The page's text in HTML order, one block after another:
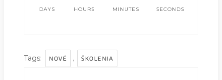
DAYS HOURS MINUTES SECONDS
Tags: NOVÉ , ŠKOLENIA